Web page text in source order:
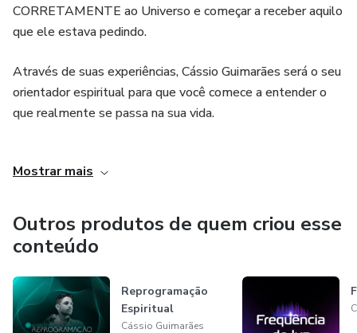
CORRETAMENTE ao Universo e começar a receber aquilo
que ele estava pedindo.
Através de suas experiências, Cássio Guimarães será o seu
orientador espiritual para que você comece a entender o
que realmente se passa na sua vida.
Mostrar mais
Outros produtos de quem criou esse
conteúdo
Reprogramação
Espiritual
Cássio Guimarães